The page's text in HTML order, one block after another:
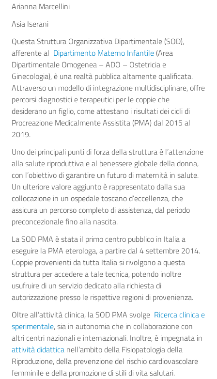
Arianna Marcellini
Asia Iserani
Questa Struttura Organizzativa Dipartimentale (SOD),
afferente al Dipartimento Materno Infantile (Area
Dipartimentale Omogenea – ADO – Ostetricia e
Ginecologia), è una realtà pubblica altamente qualificata.
Attraverso un modello di integrazione multidisciplinare, offre
percorsi diagnostici e terapeutici per le coppie che
desiderano un figlio, come attestano i risultati dei cicli di
Procreazione Medicalmente Assistita (PMA) dal 2015 al
2019.
Uno dei principali punti di forza della struttura è l’attenzione
alla salute riproduttiva e al benessere globale della donna,
con l’obiettivo di garantire un futuro di maternità in salute.
Un ulteriore valore aggiunto è rappresentato dalla sua
collocazione in un ospedale toscano d’eccellenza, che
assicura un percorso completo di assistenza, dal periodo
preconcezionale fino alla nascita.
La SOD PMA è stata il primo centro pubblico in Italia a
eseguire la PMA eterologa, a partire dal 4 settembre 2014.
Coppie provenienti da tutta Italia si rivolgono a questa
struttura per accedere a tale tecnica, potendo inoltre
usufruire di un servizio dedicato alla richiesta di
autorizzazione presso le rispettive regioni di provenienza.
Oltre all’attività clinica, la SOD PMA svolge Ricerca clinica e
sperimentale, sia in autonomia che in collaborazione con
altri centri nazionali e internazionali. Inoltre, è impegnata in
attività didattica nell’ambito della Fisiopatologia della
Riproduzione, della prevenzione del rischio cardiovascolare
femminile e della promozione di stili di vita salutari.